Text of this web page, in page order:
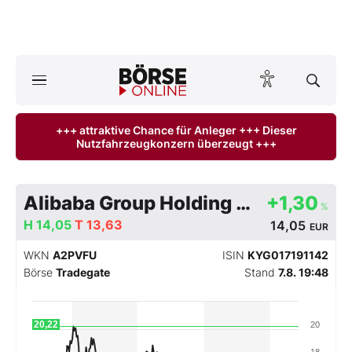
Anlageprodukte
Abo & Shop
BO-Musterdepots
Experten
Mein B:O
+++ attraktive Chance für Anleger +++ Dieser
Nutzfahrzeugkonzern überzeugt +++
Alibaba Group Holding Ltd +1,30 %
14,05 EUR
H 14,05 T 13,63
WKN A2PVFU ISIN KYG017191142
Börse Tradegate Stand 7.8. 19:48
20
20,22